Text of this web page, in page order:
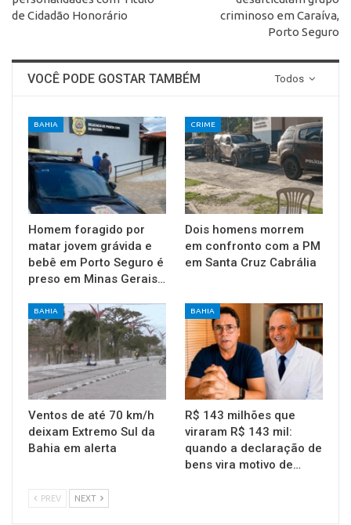
de Cidadão Honorário
criminoso em Caraíva,
Porto Seguro
Todos
VOCÊ PODE GOSTAR TAMBÉM
BAHIA
Homem foragido por
matar jovem grávida e
bebê em Porto Seguro é
preso em Minas Gerais…
CRIME
Dois homens morrem
em confronto com a PM
em Santa Cruz Cabrália
BAHIA
Ventos de até 70 km/h
deixam Extremo Sul da
Bahia em alerta
BAHIA
R$ 143 milhões que
viraram R$ 143 mil:
quando a declaração de
bens vira motivo de…
PREV NEXT